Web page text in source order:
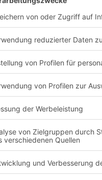
Nutzung des